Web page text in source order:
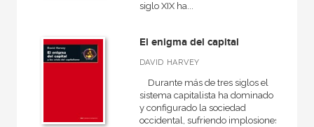
Ebook
siglo XIX ha...
El enigma del capital
DAVID HARVEY
Durante más de tres siglos el
sistema capitalista ha dominado
y configurado la sociedad
occidental, sufriendo implosiones